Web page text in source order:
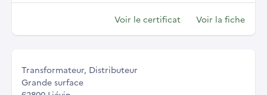
Voir le certificat Voir la fiche
Transformateur, Distributeur
Grande surface